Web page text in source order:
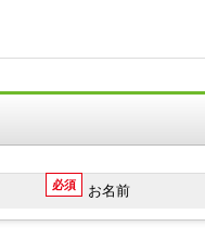
必須 お名前